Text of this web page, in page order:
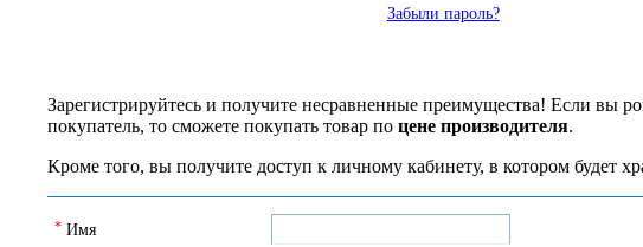
Забыли пароль?
Зарегистрируйтесь и получите несравненные преимущества! Если вы
покупатель, то сможете покупать товар по цене производителя.
Кроме того, вы получите доступ к личному кабинету, в котором будет
Имя
*